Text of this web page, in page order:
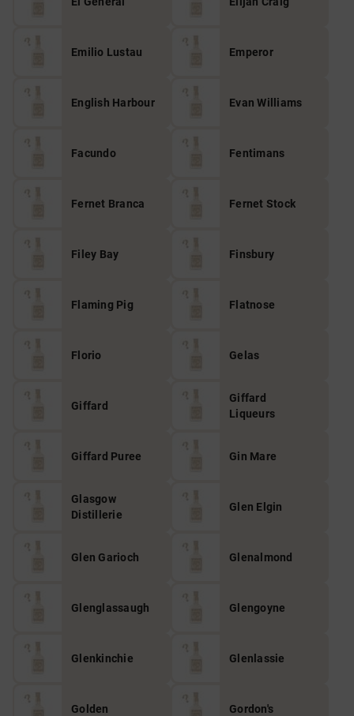
Emilio Lustau Emperor
English Harbour Evan Williams
Facundo Fentimans
Fernet Branca Fernet Stock
Filey Bay Finsbury
Flaming Pig Flatnose
Florio Gelas
Giffard
Giffard
Liqueurs
Giffard Puree Gin Mare
Glasgow
Distillerie
Glen Elgin
Glen Garioch Glenalmond
Glenglassaugh Glengoyne
Glenkinchie Glenlassie
Golden Gordon's